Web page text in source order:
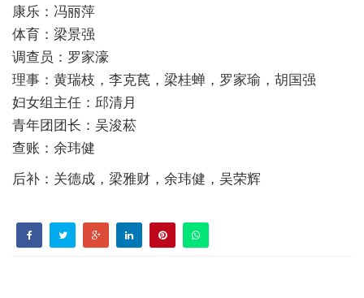
康乐：冯丽萍
体育：梁景强
调查员：罗家濠
理事：黄瑞枝，李克苠，梁桂蝉，罗家瑜，胡国强
妇女组主任：邱清月
青年团团长：吴浚菘
查账：余玮健
后补：关德成，梁雅财，余玮健，吴荣辉